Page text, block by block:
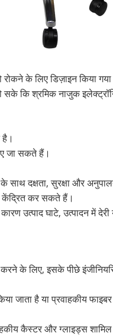
के लिए डिज़ाइन किया गया
कि श्रमिक नाजुक
जा सकते हैं।
दक्षता, सुरक्षा और
केंद्रित कर सकते हैं।
उत्पाद घाटे, उत्पादन में देरी
के लिए, इसके पीछे
जाता है या प्रवाहकीय
कैस्टर और ग्लाइड्स